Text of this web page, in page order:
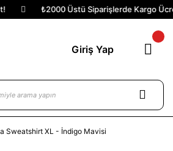
₺2000 Üstü Siparişlerde Kargo
Giriş Yap